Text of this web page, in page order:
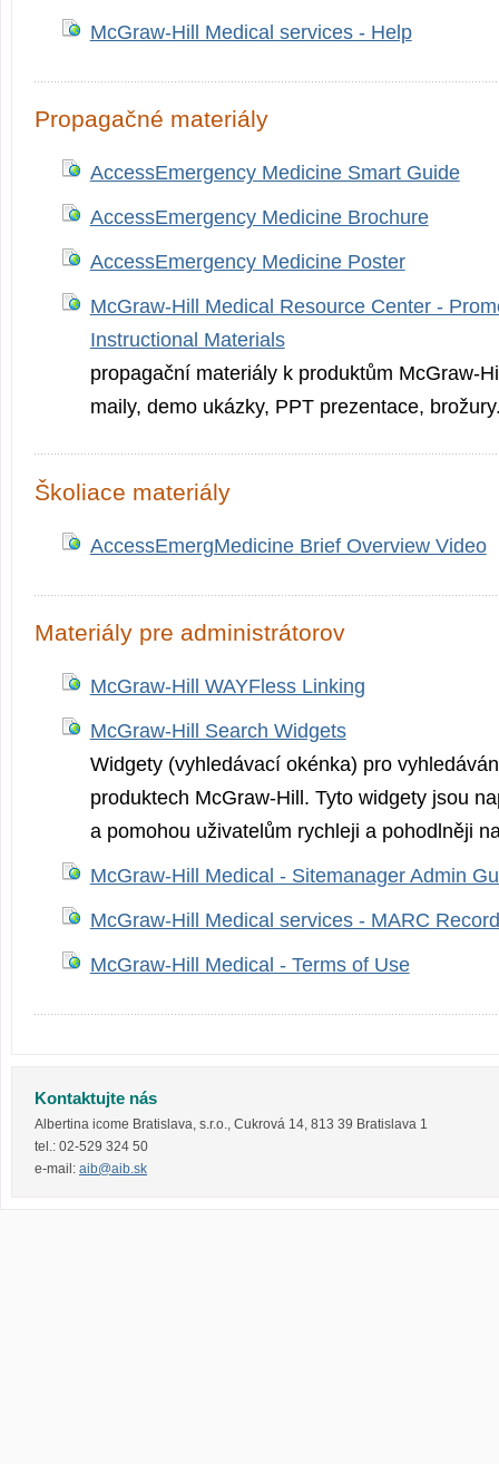
McGraw-Hill Medical services - Help
Propagačné materiály
AccessEmergency Medicine Smart Guide
AccessEmergency Medicine Brochure
AccessEmergency Medicine Poster
McGraw-Hill Medical Resource Center -
Instructional Materials
propagační materiály k produktům McGraw-
maily, demo ukázky, PPT prezentace,
Školiace materiály
AccessEmergMedicine Brief Overview Video
Materiály pre administrátorov
McGraw-Hill WAYFless Linking
McGraw-Hill Search Widgets
Widgety (vyhledávací okénka) pro
produktech McGraw-Hill. Tyto widgety jsou
a pomohou uživatelům rychleji a pohodlněji
McGraw-Hill Medical - Sitemanager Admin
McGraw-Hill Medical services - MARC
McGraw-Hill Medical - Terms of Use
Kontaktujte nás
Albertina icome Bratislava, s.r.o. Cukrová 14 813 39 Bratislava 1
tel.: 02-529 324 50
e-mail: aib@aib.sk